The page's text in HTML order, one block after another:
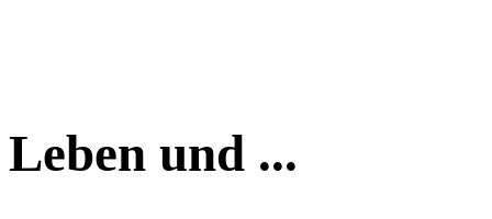
Leben und ...